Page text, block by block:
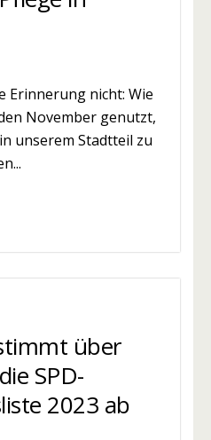
Erinnerung nicht: Wie
November genutzt,
unserem Stadtteil zu
über
SPD-
2023 ab